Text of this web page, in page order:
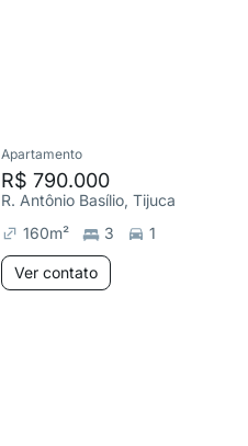
Apartamento
R$ 790.000
R. Antônio Basílio, Tijuca
160m² 3 1
Ver contato